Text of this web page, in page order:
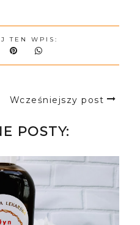
TEN WPIS:
Wcześniejszy post
POSTY: